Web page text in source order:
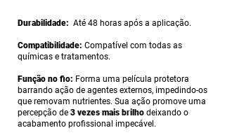
Durabilidade: Até 48 horas após a aplicação.
Compatibilidade: Compatível com todas as
químicas e tratamentos.
Função no fio: Forma uma película protetora
barrando ação de agentes externos, impedindo-os
que removam nutrientes. Sua ação promove uma
percepção de 3 vezes mais brilho deixando o
acabamento profissional impecável.